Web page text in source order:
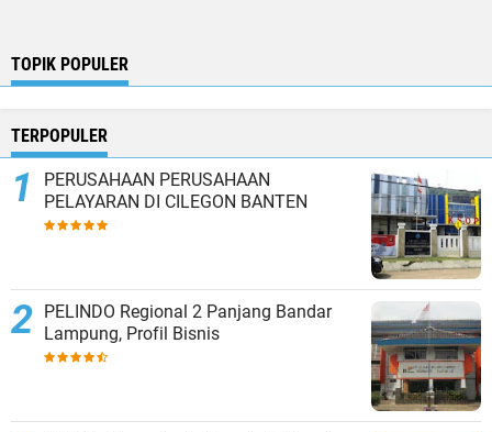
TOPIK POPULER
TERPOPULER
PERUSAHAAN PERUSAHAAN
PELAYARAN DI CILEGON BANTEN
PELINDO Regional 2 Panjang Bandar
Lampung, Profil Bisnis